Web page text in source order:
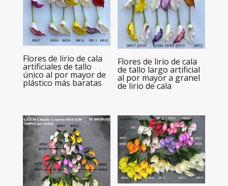
Flores de lirio de cala
artificiales de tallo
único al por mayor de
plástico más baratas
Flores de lirio de cala
de tallo largo artificial
al por mayor a granel
de lirio de cala